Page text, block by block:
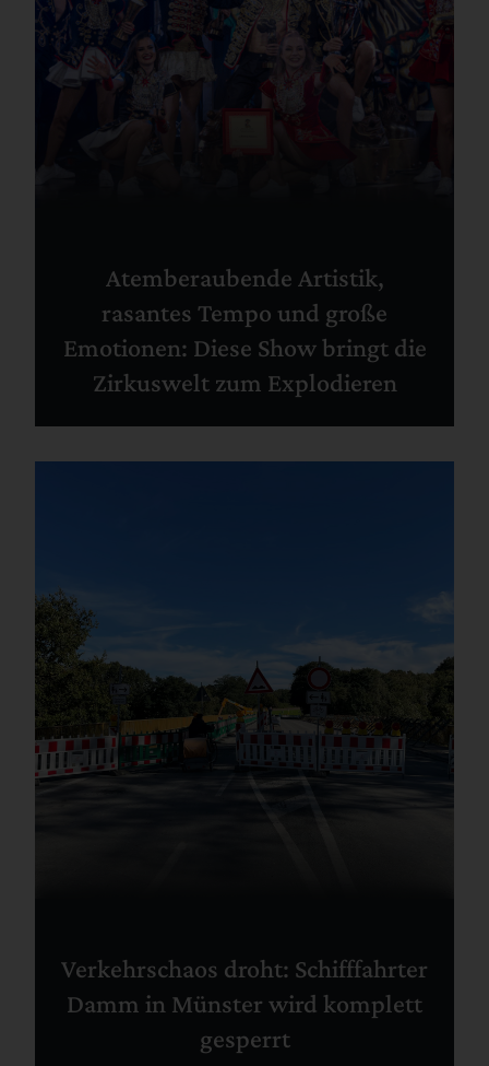
Atemberaubende Artistik,
rasantes Tempo und große
Emotionen: Diese Show bringt die
Zirkuswelt zum Explodieren
Verkehrschaos droht: Schifffahrter
Damm in Münster wird komplett
gesperrt